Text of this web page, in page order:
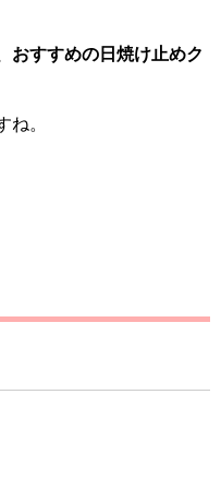
おすすめの日焼け止めク
。